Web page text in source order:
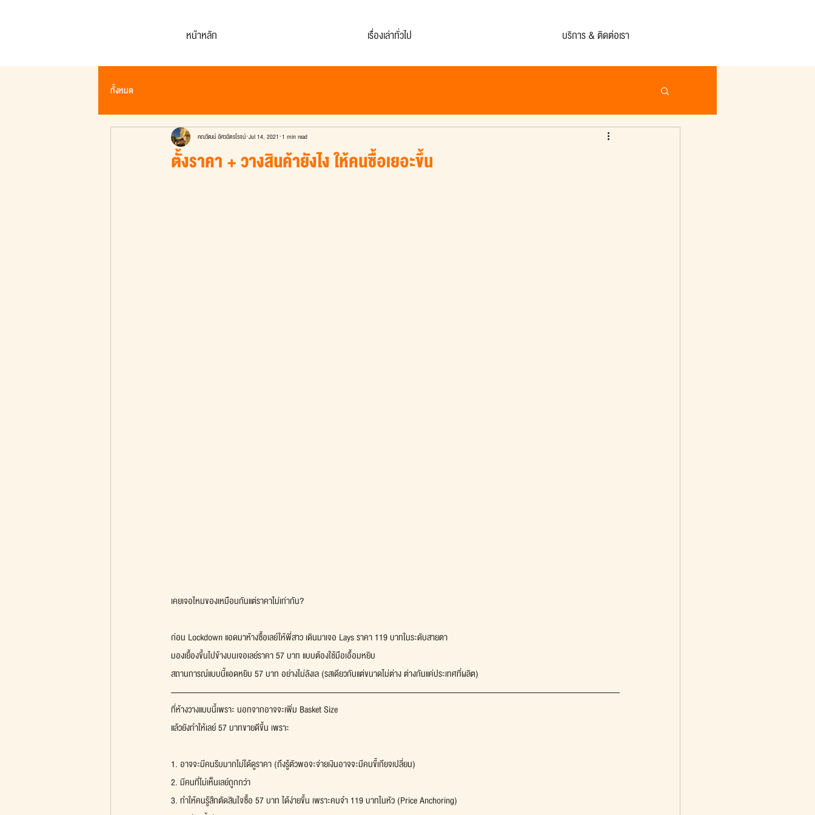
หน้าหลัก เรื่องเล่าทั่วไป บริการ & ติดต่อเรา
ทั้งหมด
ตั้งราคา + วางสินค้ายังไง ให้คนซื้อเยอะขึ้น
คณวัฒน์ อัศวฉัตรโรจน์ Jul 14, 2021 1 min read
เคยเจอไหมของเหมือนกันแต่ราคาไม่เท่ากัน?
ก่อน Lockdown แอดมาห้างซื้อเลย์ให้พี่สาว เดินมาเจอ Lays ราคา 119 บาทในระดับสายตา
มองเยื้องขึ้นไปข้างบนเจอเลย์ราคา 57 บาท แบบต้องใช้มือเอื้อมหยิบ
สถานการณ์แบบนี้แอดหยิบ 57 บาท อย่างไม่ลังเล (รสเดียวกันแต่ขนาดไม่ต่าง ต่างกันแค่ประเทศที่ผลิต)
ที่ห้างวางแบบนี้เพราะ นอกจากอาจจะเพิ่ม Basket Size
แล้วยังทำให้เลย์ 57 บาทขายดีขึ้น เพราะ
1. อาจจะมีคนรีบมากไม่ได้ดูราคา (ถึงรู้ตัวพอจะจ่ายเงินอาจจะมีคนขี้เกียจเปลี่ยน)
2. มีคนที่ไม่เห็นเลย์ถูกกว่า
3. ทำให้คนรู้สึกตัดสินใจซื้อ 57 บาท ได้ง่ายขึ้น เพราะคนจำ 119 บาทในหัว (Price Anchoring)